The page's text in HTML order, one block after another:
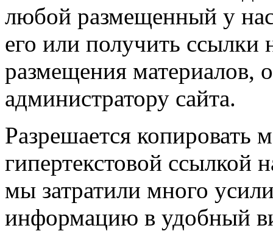
любой размещенный у
его или получить ссылки
размещения материалов,
администратору сайта.
Разрешается копировать
гипертекстовой ссылкой
мы затратили много
информацию в удобный